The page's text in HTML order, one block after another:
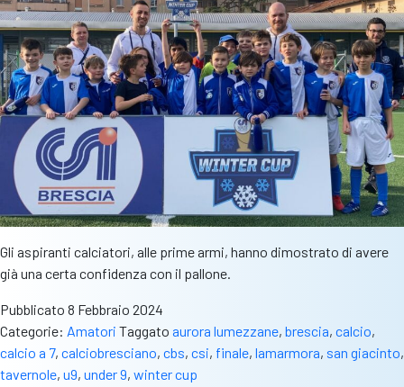
Gli aspiranti calciatori, alle prime armi, hanno dimostrato di avere
già una certa confidenza con il pallone.
Pubblicato 8 Febbraio 2024
Categorie: Amatori Taggato aurora lumezzane, brescia, calcio,
calcio a 7, calciobresciano, cbs, csi, finale, lamarmora, san giacinto,
tavernole, u9, under 9, winter cup